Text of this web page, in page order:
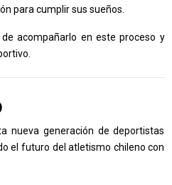
para cumplir sus sueños.
de acompañarlo en este proceso y
nueva generación de deportistas
el futuro del atletismo chileno con